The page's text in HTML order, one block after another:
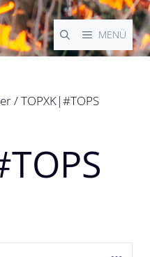
MENÜ
/ TOPXK|#TOPS